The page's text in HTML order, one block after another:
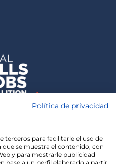
Política de privacidad
terceros para facilitarle el uso de
que se muestra el contenido, con
y para mostrarle publicidad